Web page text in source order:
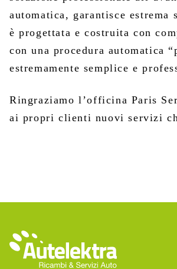
automatica, garantisce
è progettata e costruita con
con una procedura automatica
estremamente semplice e
Ringraziamo l’officina Paris
ai propri clienti nuovi servizi